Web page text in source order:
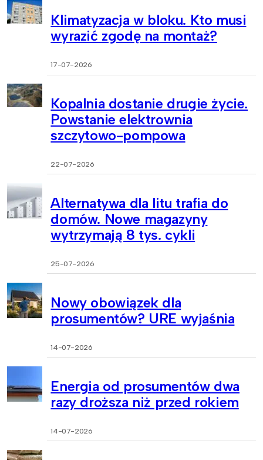
Klimatyzacja w bloku. Kto musi
wyrazić zgodę na montaż?
17-07-2026
Kopalnia dostanie drugie życie.
Powstanie elektrownia
szczytowo-pompowa
22-07-2026
Alternatywa dla litu trafia do
domów. Nowe magazyny
wytrzymają 8 tys. cykli
25-07-2026
Nowy obowiązek dla
prosumentów? URE wyjaśnia
14-07-2026
Energia od prosumentów dwa
razy droższa niż przed rokiem
14-07-2026